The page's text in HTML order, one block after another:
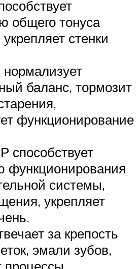
общего тонуса
стенки
баланс, тормозит
функционирование
способствует
функционирования
системы,
укрепляет
за крепость
эмали зубов,